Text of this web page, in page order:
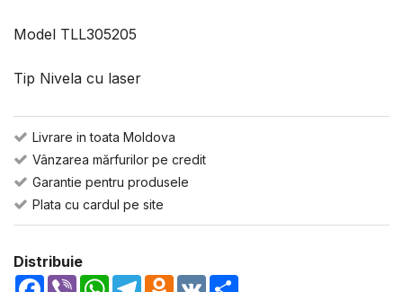
Model TLL305205
Tip Nivela cu laser
Livrare in toata Moldova
Vânzarea mărfurilor pe credit
Garantie pentru produsele
Plata cu cardul pe site
Distribuie
Facebook
Viber WhatsApp
TelegramOdnoklassniki
VK